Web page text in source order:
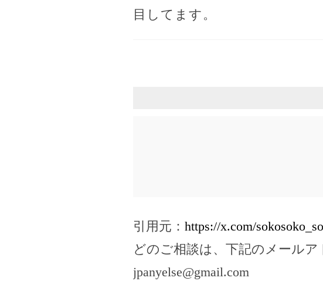
目してます。
引用元： https://x.com/
どのご相談は、下記のメール
jpanyelse@gmail.com